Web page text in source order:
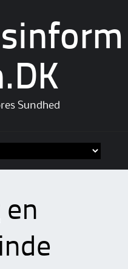
Sundhed
en